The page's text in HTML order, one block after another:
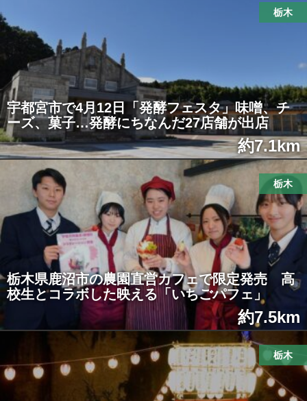
栃木
宇都宮市で4月12日「発酵フェスタ」味噌、チ
ーズ、菓子…発酵にちなんだ27店舗が出店
約7.1km
栃木
栃木県鹿沼市の農園直営カフェで限定発売 高
校生とコラボした映える「いちごパフェ」
約7.5km
栃木